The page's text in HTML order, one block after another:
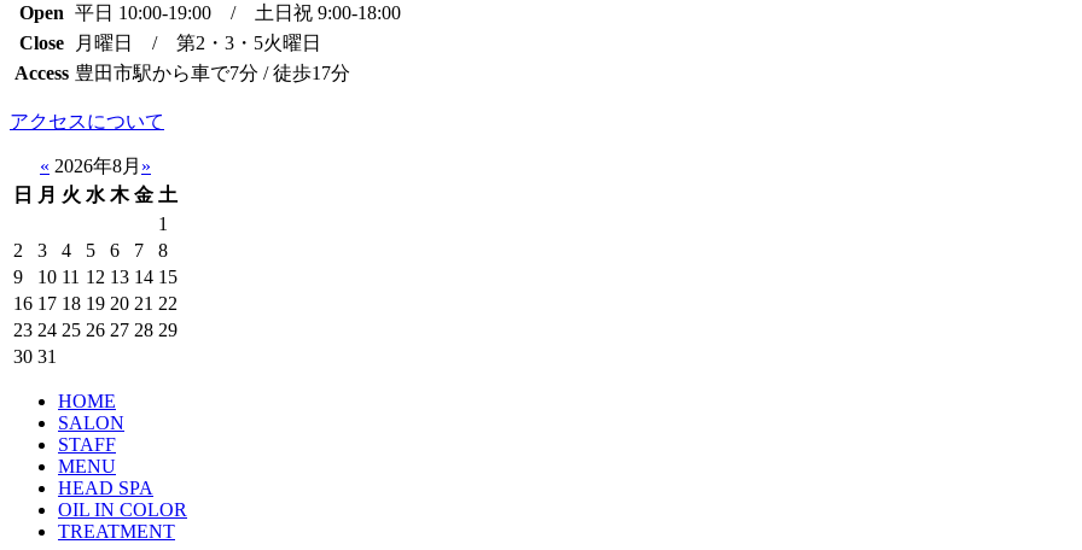
Open 平日 10:00-19:00 / 土日祝 9:00-18:00
Close
月曜日 / 第2・3・5火曜日
Access 豊田市駅から車で7分 / 徒歩17分
アクセスについて
« 2026年8月 »
日
月 火 水 木 金 土
1
2
3 4 5 6 7
8
9
10 11 12 13 14 15
16 17 18 19 20 21 22
23 24 25 26 27 28 29
30 31
HOME
SALON
STAFF
MENU
HEAD SPA
OIL IN COLOR
TREATMENT